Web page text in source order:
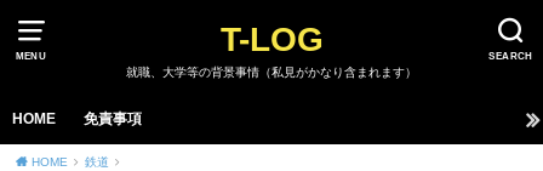
MENU SEARCH
T-LOG
就職、大学等の背景事情（私見がかなり含まれます）
HOME 免責事項
HOME 鉄道